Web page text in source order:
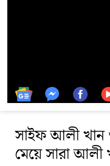
সাইফ আলী খান
মেয়ে সারা আলী